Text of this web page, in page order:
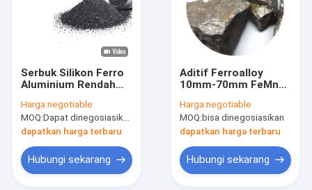
Serbuk Silikon Ferro
Aluminium Rendah
Harga:negotiable
MOQ:Dapat dinegosiasikan
dapatkan harga terbaru
Hubungi sekarang
Aditif Ferroalloy
10mm-70mm FeMn
Pembuatan Baja
Mangan
Harga:negotiable
MOQ:bisa dinegosiasikan
dapatkan harga terbaru
Hubungi sekarang